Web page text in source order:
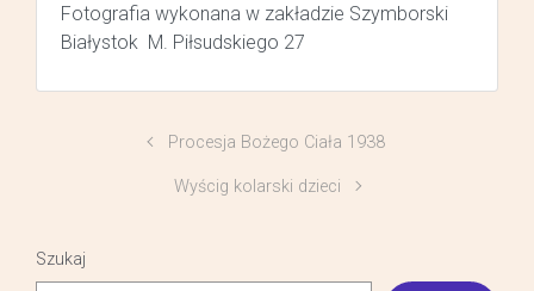
Fotografia wykonana w zakładzie Szymborski
Białystok M. Piłsudskiego 27
Procesja Bożego Ciała 1938
Wyścig kolarski dzieci
Szukaj